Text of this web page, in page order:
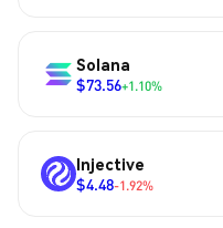
Solana
$73.56+1.10%
Injective
$4.48-1.92%